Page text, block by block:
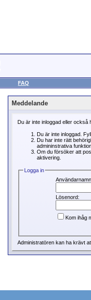
FAQ
Meddelande
Du är inte inloggad eller också
Du är inte inloggad.
Du har inte rätt
admininstrativa
Om du försöker att
aktivering.
Logga in
Lösenord:
Kom ihåg
Administratören kan ha krävt